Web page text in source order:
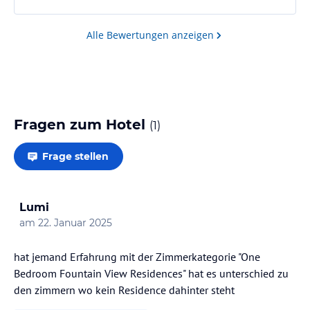
Bereits der Check In war das Gegenteil eines "Warm
Welcome"' und stattdessen sehr unpersönlich.
Alle Bewertungen anzeigen
Fragen zum Hotel (1)
Frage stellen
Lumi
am 22. Januar 2025
hat jemand Erfahrung mit der Zimmerkategorie "One
Bedroom Fountain View Residences" hat es unterschied zu
den zimmern wo kein Residence dahinter steht